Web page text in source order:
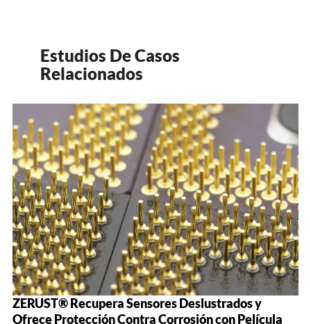
Estudios De Casos
Relacionados
ZERUST® Recupera Sensores Deslustrados y
Ofrece Protección Contra Corrosión con Película